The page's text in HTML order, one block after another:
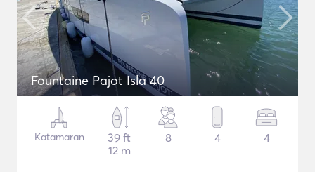
Fountaine Pajot Isla 40
Katamaran
39 ft
12 m
8 4 4